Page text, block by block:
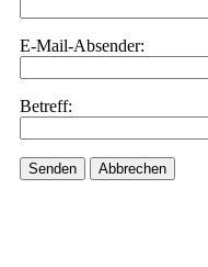
E-Mail-Absender:
Betreff:
Senden Abbrechen